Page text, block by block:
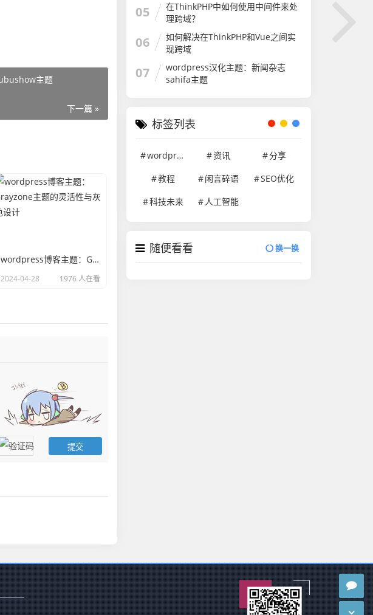
主题
下一篇 »
wordpress博客主题：Grayzone主题的灵活性与灰色设计
2024-04-28 1976 人在看
05
在ThinkPHP中如何使用中间件来处
理跨域？
06
如何解决在ThinkPHP和Vue之间实
现跨域
07
wordpress汉化主题：新闻杂志
sahifa主题
标签列表
wordpress 资讯
分享
教程
闲言碎语
SEO优化
科技未来
人工智能
随便看看 换一换